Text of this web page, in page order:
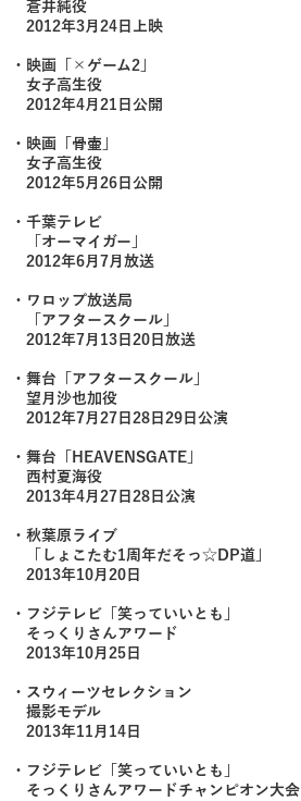
蒼井純役
2012年3月24日上映
・映画「×ゲーム2」
女子高生役
2012年4月21日公開
・映画「骨壷」
女子高生役
2012年5月26日公開
・千葉テレビ
「オーマイガー」
2012年6月7月放送
・ワロップ放送局
「アフタースクール」
2012年7月13日20日放送
・舞台「アフタースクール」
望月沙也加役
2012年7月27日28日29日公演
・舞台「HEAVENSGATE」
西村夏海役
2013年4月27日28日公演
・秋葉原ライブ
「しょこたむ1周年だそっ☆DP道」
2013年10月20日
・フジテレビ「笑っていいとも」
そっくりさんアワード
2013年10月25日
・スウィーツセレクション
撮影モデル
2013年11月14日
・フジテレビ「笑っていいとも」
そっくりさんアワードチャンピオン大会